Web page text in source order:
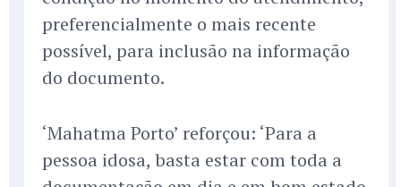
preferencialmente o mais recente
possível, para inclusão na informação
do documento.
‘Mahatma Porto’ reforçou: ‘Para a
pessoa idosa, basta estar com toda a